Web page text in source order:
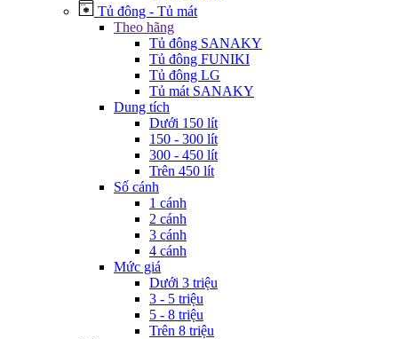
Tủ đông - Tủ mát
Theo hãng
Tủ đông SANAKY
Tủ đông FUNIKI
Tủ đông LG
Tủ mát SANAKY
Dung tích
Dưới 150 lít
150 - 300 lít
300 - 450 lít
Trên 450 lít
Số cánh
1 cánh
2 cánh
3 cánh
4 cánh
Mức giá
Dưới 3 triệu
3 - 5 triệu
5 - 8 triệu
Trên 8 triệu